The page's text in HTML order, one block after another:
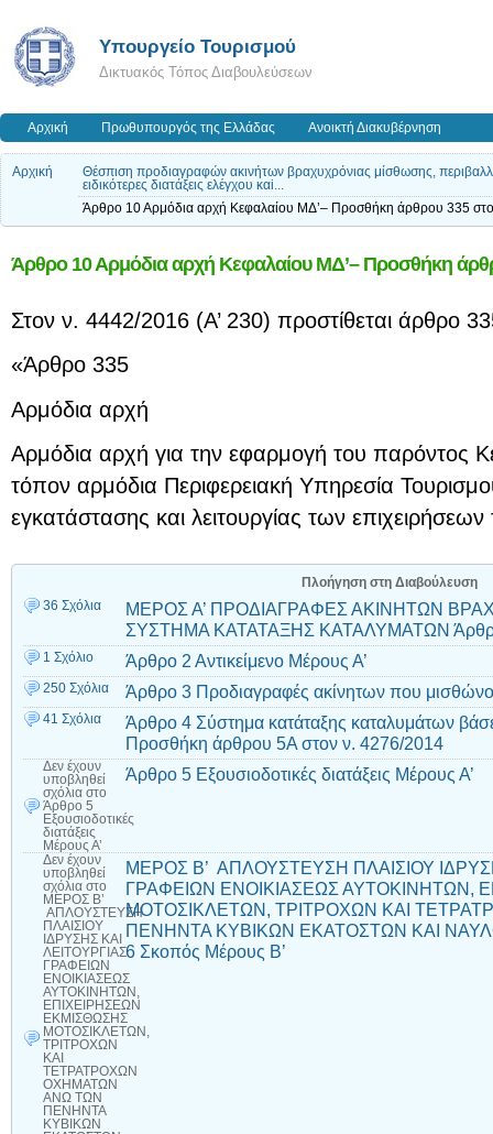
Υπουργείο Τουρισμού
Δικτυακός Τόπος Διαβουλεύσεων
Αρχική Πρωθυπουργός της Ελλάδας Ανοικτή Διακυβέρνηση
Αρχική
Θέσπιση προδιαγραφών ακινήτων βραχυχρόνιας μίσθωσης,
ειδικότερες διατάξεις ελέγχου καi...
Άρθρο 10 Αρμόδια αρχή Κεφαλαίου ΜΔ’– Προσθήκη άρθρου 335
Άρθρο 10 Αρμόδια αρχή Κεφαλαίου ΜΔ’– Προσθήκη
Στον ν. 4442/2016 (Α’ 230) προστίθεται άρθρο
«Άρθρο 335
Αρμόδια αρχή
Αρμόδια αρχή για την εφαρμογή του παρόντος
τόπον αρμόδια Περιφερειακή Υπηρεσία
εγκατάστασης και λειτουργίας των
Πλοήγηση στη Διαβούλευση
36 Σχόλια
ΜΕΡΟΣ Α’ ΠΡΟΔΙΑΓΡΑΦΕΣ ΑΚΙΝΗΤΩΝ
ΣΥΣΤΗΜΑ ΚΑΤΑΤΑΞΗΣ ΚΑΤΑΛΥΜΑΤΩΝ
1 Σχόλιο Άρθρο 2 Αντικείμενο Μέρους Α’
250 Σχόλια Άρθρο 3 Προδιαγραφές ακίνητων που
41 Σχόλια
Άρθρο 4 Σύστημα κατάταξης καταλυμάτων
Προσθήκη άρθρου 5Α στον ν. 4276/2014
Δεν έχουν
υποβληθεί
σχόλια στο
Άρθρο 5
Εξουσιοδοτικές
διατάξεις
Μέρους Α’
Άρθρο 5 Εξουσιοδοτικές διατάξεις Μέρους Α’
Δεν έχουν
υποβληθεί
σχόλια στο
ΜΕΡΟΣ Β’
ΑΠΛΟΥΣΤΕΥΣΗ
ΠΛΑΙΣΙΟΥ
ΙΔΡΥΣΗΣ ΚΑΙ
ΛΕΙΤΟΥΡΓΙΑΣ
ΓΡΑΦΕΙΩΝ
ΕΝΟΙΚΙΑΣΕΩΣ
ΑΥΤΟΚΙΝΗΤΩΝ,
ΕΠΙΧΕΙΡΗΣΕΩΝ
ΕΚΜΙΣΘΩΣΗΣ
ΜΟΤΟΣΙΚΛΕΤΩΝ,
ΤΡΙΤΡΟΧΩΝ
ΚΑΙ
ΤΕΤΡΑΤΡΟΧΩΝ
ΟΧΗΜΑΤΩΝ
ΑΝΩ ΤΩΝ
ΠΕΝΗΝΤΑ
ΚΥΒΙΚΩΝ
ΜΕΡΟΣ Β’ ΑΠΛΟΥΣΤΕΥΣΗ ΠΛΑΙΣΙΟΥ
ΓΡΑΦΕΙΩΝ ΕΝΟΙΚΙΑΣΕΩΣ ΑΥΤΟΚΙΝΗΤΩΝ,
ΜΟΤΟΣΙΚΛΕΤΩΝ, ΤΡΙΤΡΟΧΩΝ ΚΑΙ
ΠΕΝΗΝΤΑ ΚΥΒΙΚΩΝ ΕΚΑΤΟΣΤΩΝ ΚΑΙ
6 Σκοπός Μέρους Β’